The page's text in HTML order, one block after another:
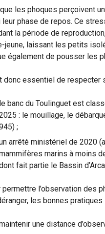
les phoques perçoivent
leur phase de repos. Ce
la période de
jeune, laissant les petits
également de pousser les
donc essentiel de respecter
le banc du Toulinguet est
: le mouillage, le
;
arrêté ministériel de 2020
marins à moins
fait partie le Bassin
permettre l’observation des
les bonnes
une distance